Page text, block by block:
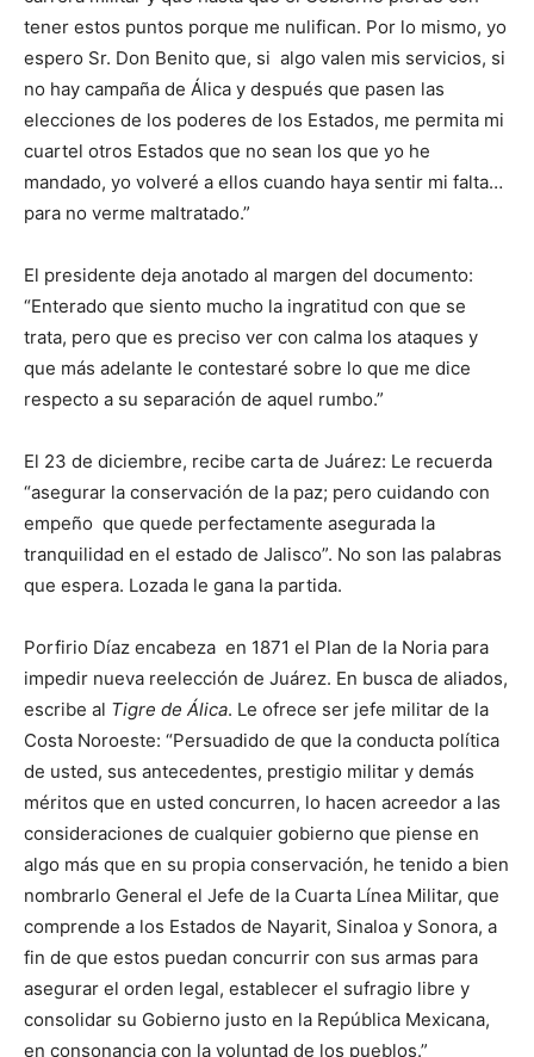
tener estos puntos porque me nulifican. Por lo mismo, yo
espero Sr. Don Benito que, si algo valen mis servicios, si
no hay campaña de Álica y después que pasen las
elecciones de los poderes de los Estados, me permita mi
cuartel otros Estados que no sean los que yo he
mandado, yo volveré a ellos cuando haya sentir mi falta…
para no verme maltratado.”
El presidente deja anotado al margen del documento:
“Enterado que siento mucho la ingratitud con que se
trata, pero que es preciso ver con calma los ataques y
que más adelante le contestaré sobre lo que me dice
respecto a su separación de aquel rumbo.”
El 23 de diciembre, recibe carta de Juárez: Le recuerda
“asegurar la conservación de la paz; pero cuidando con
empeño que quede perfectamente asegurada la
tranquilidad en el estado de Jalisco”. No son las palabras
que espera. Lozada le gana la partida.
Porfirio Díaz encabeza en 1871 el Plan de la Noria para
impedir nueva reelección de Juárez. En busca de aliados,
escribe al Tigre de Álica. Le ofrece ser jefe militar de la
Costa Noroeste: “Persuadido de que la conducta política
de usted, sus antecedentes, prestigio militar y demás
méritos que en usted concurren, lo hacen acreedor a las
consideraciones de cualquier gobierno que piense en
algo más que en su propia conservación, he tenido a bien
nombrarlo General el Jefe de la Cuarta Línea Militar, que
comprende a los Estados de Nayarit, Sinaloa y Sonora, a
fin de que estos puedan concurrir con sus armas para
asegurar el orden legal, establecer el sufragio libre y
consolidar su Gobierno justo en la República Mexicana,
en consonancia con la voluntad de los pueblos.”